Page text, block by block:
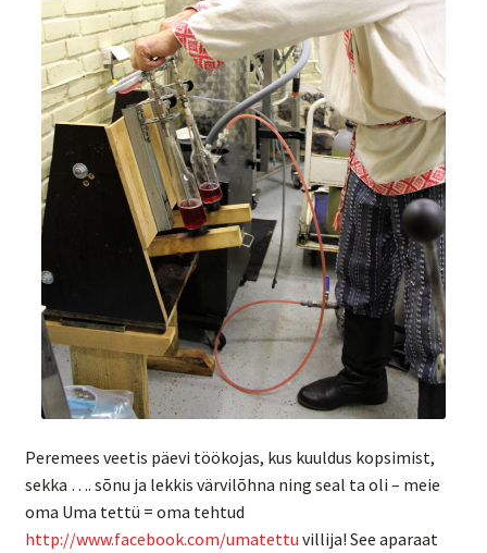
Peremees veetis päevi töökojas, kus kuuldus kopsimist,
sekka …. sõnu ja lekkis värvilõhna ning seal ta oli – meie
oma Uma tettü = oma tehtud
http://www.facebook.com/umatettu villija! See aparaat